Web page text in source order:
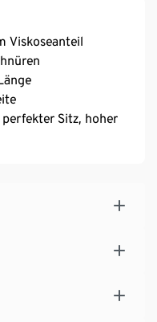
Viskoseanteil
Sitz, hoher